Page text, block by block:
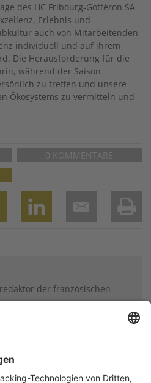
des HC Fribourg-Gottéron SA
Erlebnis und
auch von Mitarbeitenden
individuell und auf ihrem
Die Herausforderung für die
während der Saison
zu treffen und unsere
Ökosystems zu vermitteln und
0 KOMMENTARE
der französischen